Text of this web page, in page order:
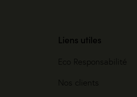
Liens utiles
Eco Responsabilité
Nos clients